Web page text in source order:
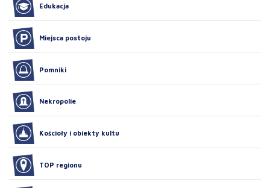
Edukacja
Miejsca postoju
Pomniki
Nekropolie
Kościoły i obiekty kultu
TOP regionu